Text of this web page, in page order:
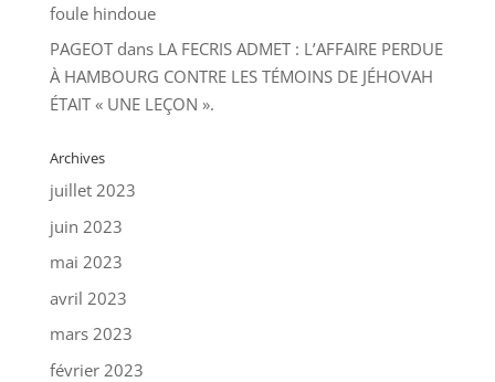
foule hindoue
PAGEOTdans LA FECRIS ADMET : L’AFFAIRE PERDUE
À HAMBOURG CONTRE LES TÉMOINS DE JÉHOVAH
ÉTAIT « UNE LEÇON ».
Archives
juillet 2023
juin 2023
mai 2023
avril 2023
mars 2023
février 2023